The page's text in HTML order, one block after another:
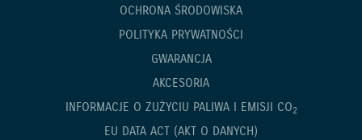
OCHRONA ŚRODOWISKA
POLITYKA PRYWATNOŚCI
GWARANCJA
AKCESORIA
INFORMACJE O ZUŻYCIU PALIWA I EMISJI CO2
EU DATA ACT (AKT O DANYCH)